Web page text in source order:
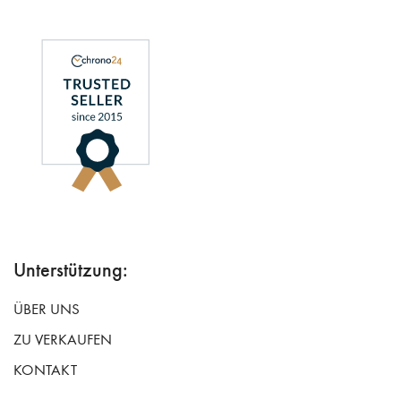
Unterstützung:
ÜBER UNS
ZU VERKAUFEN
KONTAKT